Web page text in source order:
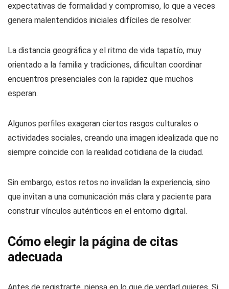
expectativas de formalidad y compromiso, lo que a veces
genera malentendidos iniciales difíciles de resolver.
La distancia geográfica y el ritmo de vida tapatío, muy
orientado a la familia y tradiciones, dificultan coordinar
encuentros presenciales con la rapidez que muchos
esperan.
Algunos perfiles exageran ciertos rasgos culturales o
actividades sociales, creando una imagen idealizada que no
siempre coincide con la realidad cotidiana de la ciudad.
Sin embargo, estos retos no invalidan la experiencia, sino
que invitan a una comunicación más clara y paciente para
construir vínculos auténticos en el entorno digital.
Cómo elegir la página de citas
adecuada